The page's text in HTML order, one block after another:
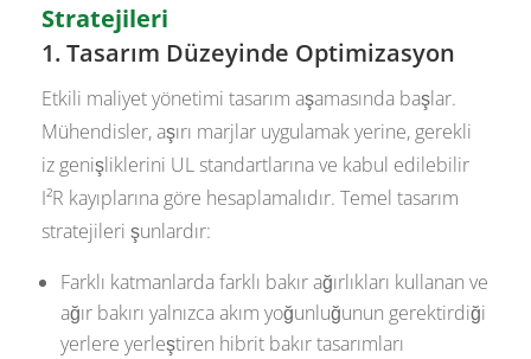
Stratejileri
1. Tasarım Düzeyinde Optimizasyon
Etkili maliyet yönetimi tasarım aşamasında başlar.
Mühendisler, aşırı marjlar uygulamak yerine, gerekli
iz genişliklerini UL standartlarına ve kabul edilebilir
I²R kayıplarına göre hesaplamalıdır. Temel tasarım
stratejileri şunlardır:
Farklı katmanlarda farklı bakır ağırlıkları kullanan ve
ağır bakırı yalnızca akım yoğunluğunun gerektirdiği
yerlere yerleştiren hibrit bakır tasarımları